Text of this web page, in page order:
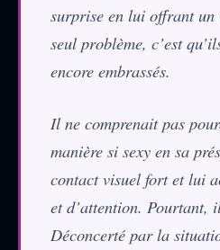
surprise en lui offrant un
seul problème, c’est
encore embrassés.
Il ne comprenait pas
manière si sexy en sa
contact visuel fort et lui
et d’attention. Pourtant,
Déconcerté par la